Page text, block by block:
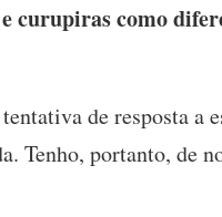
curupiras como
de resposta a
Tenho, portanto, de